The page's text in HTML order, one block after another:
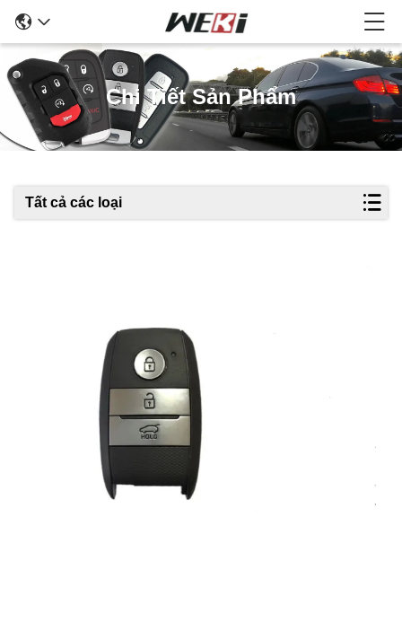
Chi Tiết Sản Phẩm
Tất cả các loại